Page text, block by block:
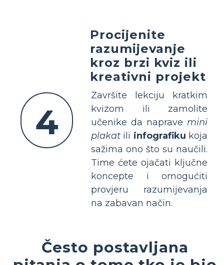
4
Procijenite
razumijevanje
kroz brzi kviz ili
kreativni projekt
Završite lekciju kratkim
kvizom ili zamolite
učenike da naprave mini
plakat ili infografiku koja
sažima ono što su naučili.
Time ćete ojačati ključne
koncepte i omogućiti
provjeru razumijevanja
na zabavan način.
Često postavljana